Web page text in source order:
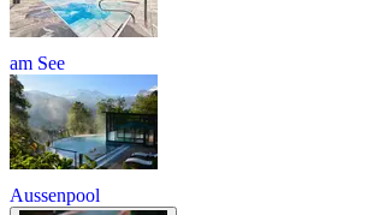
am See
Aussenpool